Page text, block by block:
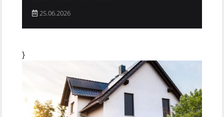
25.06.2026
}